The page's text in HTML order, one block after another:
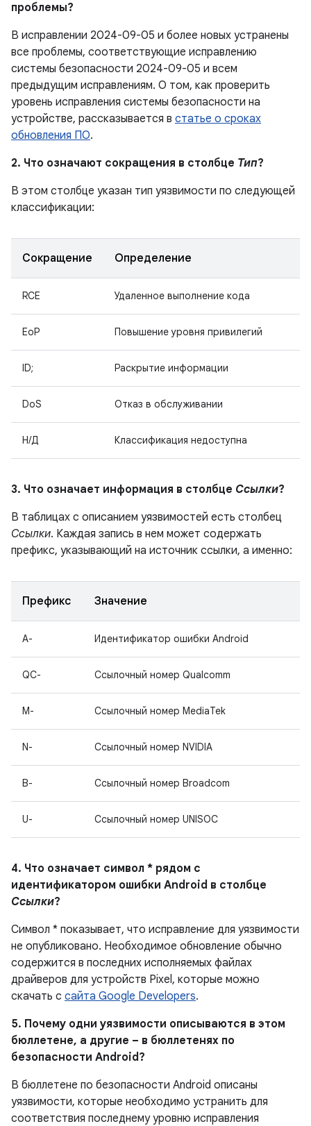
проблемы?
В исправлении 2024-09-05 и более новых устранены
все проблемы, соответствующие исправлению
системы безопасности 2024-09-05 и всем
предыдущим исправлениям. О том, как проверить
уровень исправления системы безопасности на
устройстве, рассказывается в статье о сроках
обновления ПО.
2. Что означают сокращения в столбце Тип?
В этом столбце указан тип уязвимости по следующей
классификации:
Сокращение Определение
RCE Удаленное выполнение кода
EoP Повышение уровня привилегий
ID; Раскрытие информации
DoS Отказ в обслуживании
Н/Д Классификация недоступна
3. Что означает информация в столбце Ссылки?
В таблицах с описанием уязвимостей есть столбец
Ссылки. Каждая запись в нем может содержать
префикс, указывающий на источник ссылки, а именно:
Префикс Значение
A- Идентификатор ошибки Android
QC- Ссылочный номер Qualcomm
M- Ссылочный номер MediaTek
N- Ссылочный номер NVIDIA
B- Ссылочный номер Broadcom
U- Ссылочный номер UNISOC
4. Что означает символ * рядом с
идентификатором ошибки Android в столбце
Ссылки?
Символ * показывает, что исправление для уязвимости
не опубликовано. Необходимое обновление обычно
содержится в последних исполняемых файлах
драйверов для устройств Pixel, которые можно
скачать с сайта Google Developers.
5. Почему одни уязвимости описываются в этом
бюллетене, а другие – в бюллетенях по
безопасности Android?
В бюллетене по безопасности Android описаны
уязвимости, которые необходимо устранить для
соответствия последнему уровню исправления